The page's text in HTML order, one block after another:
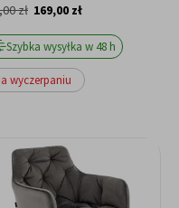
169,00 zł
zł
Szybka wysyłka w 48 h
wyczerpaniu